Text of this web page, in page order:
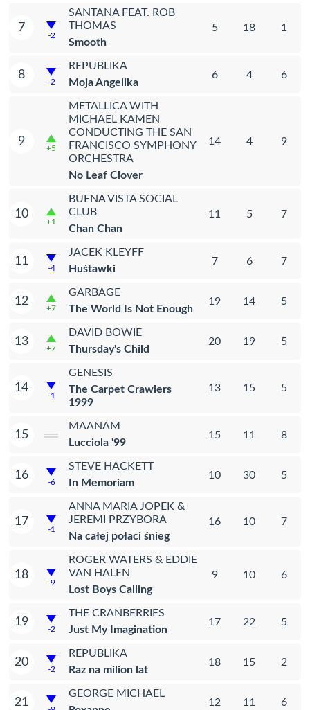
7
-2
SANTANA FEAT. ROB
THOMAS
Smooth
5 18 1
8
-2
REPUBLIKA
Moja Angelika
6 4 6
9
+5
METALLICA WITH
MICHAEL KAMEN
CONDUCTING THE SAN
FRANCISCO SYMPHONY
ORCHESTRA
No Leaf Clover
14 4 9
10
+1
BUENA VISTA SOCIAL
CLUB
Chan Chan
11 5 7
11
-4
JACEK KLEYFF
Huśtawki
7 6 7
12
+7
GARBAGE
The World Is Not Enough
19 14 5
13
+7
DAVID BOWIE
Thursday's Child
20 19 5
14
-1
GENESIS
The Carpet Crawlers
1999
13 15 5
15
MAANAM
Lucciola '99
15 11 8
16
-6
STEVE HACKETT
In Memoriam
10 30 5
17
-1
ANNA MARIA JOPEK &
JEREMI PRZYBORA
Na całej połaci śnieg
16 10 7
18
-9
ROGER WATERS & EDDIE
VAN HALEN
Lost Boys Calling
9 10 6
19
-2
THE CRANBERRIES
Just My Imagination
17 22 5
20
-2
REPUBLIKA
Raz na milion lat
18 15 2
21
GEORGE MICHAEL
12 11 6